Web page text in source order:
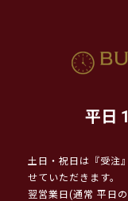
平日
土日・祝日は『受注
せていただきます。
翌営業日(通常 平日